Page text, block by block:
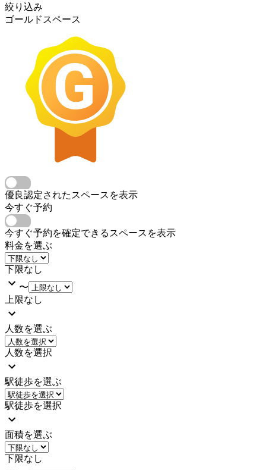
絞り込み
ゴールドスペース
優良認定されたスペースを表示
今すぐ予約
今すぐ予約を確定できるスペースを表示
料金を選ぶ
下限なし
〜
上限なし
人数を選ぶ
人数を選択
駅徒歩を選ぶ
駅徒歩を選択
面積を選ぶ
下限なし